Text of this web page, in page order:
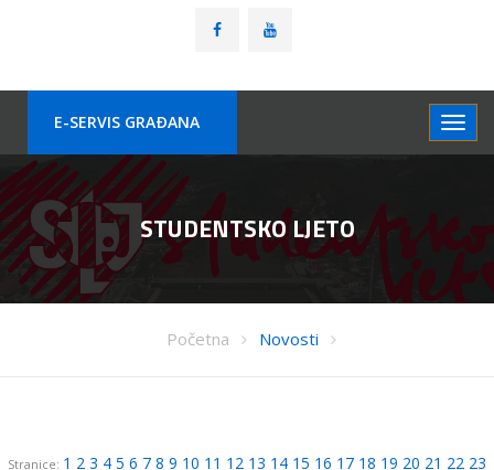
E-SERVIS GRAÐANA
STUDENTSKO LJETO
Početna Novosti
Stranice: 1 2 3 4 5 6 7 8 9 10 11 12 13 14 15 16 17 18 19 20 21 22 23